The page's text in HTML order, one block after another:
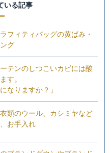
いる記事
フィティバッグの黄ばみ・
ング
テンのしつこいカビには酸
す。
なりますか？」
類のウール、カシミヤなど
お手入れ